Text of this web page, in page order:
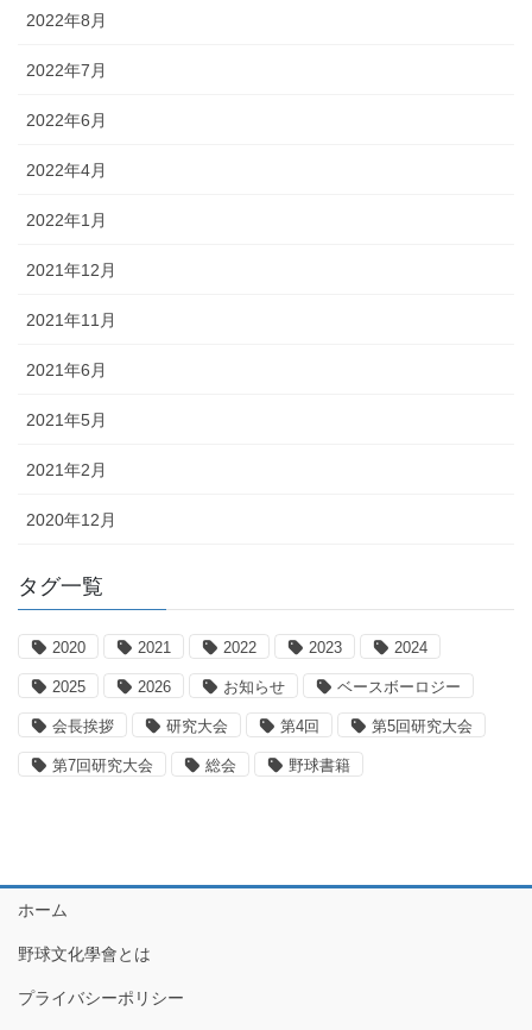
2022年8月
2022年7月
2022年6月
2022年4月
2022年1月
2021年12月
2021年11月
2021年6月
2021年5月
2021年2月
2020年12月
タグ一覧
2020 2021 2022 2023 2024
2025 2026 お知らせ ベースボーロジー
会長挨拶 研究大会 第4回 第5回研究大会
第7回研究大会 総会 野球書籍
ホーム
野球文化學會とは
プライバシーポリシー